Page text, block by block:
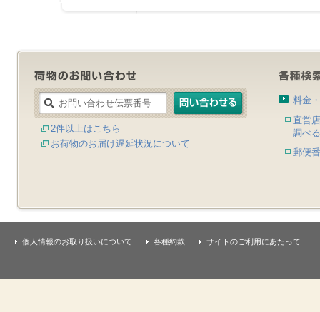
2件以上はこちら
お荷物のお届け遅延状況について
料金
直営
調べる
郵便
個人情報のお取り扱いについて 各種約款 サイトのご利用にあたって